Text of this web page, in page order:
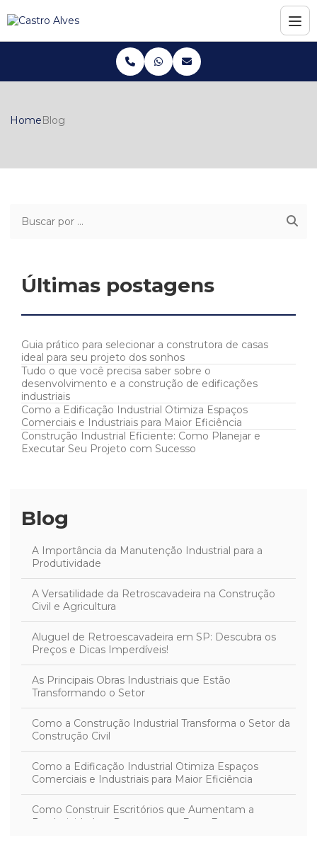
HomeBlog
Últimas postagens
Guia prático para selecionar a construtora de casas
ideal para seu projeto dos sonhos
Tudo o que você precisa saber sobre o
desenvolvimento e a construção de edificações
industriais
Como a Edificação Industrial Otimiza Espaços
Comerciais e Industriais para Maior Eficiência
Construção Industrial Eficiente: Como Planejar e
Executar Seu Projeto com Sucesso
Blog
A Importância da Manutenção Industrial para a
Produtividade
A Versatilidade da Retroscavadeira na Construção
Civil e Agricultura
Aluguel de Retroescavadeira em SP: Descubra os
Preços e Dicas Imperdíveis!
As Principais Obras Industriais que Estão
Transformando o Setor
Como a Construção Industrial Transforma o Setor da
Construção Civil
Como a Edificação Industrial Otimiza Espaços
Comerciais e Industriais para Maior Eficiência
Como Construir Escritórios que Aumentam a
Produtividade e Promovem o Bem-Estar